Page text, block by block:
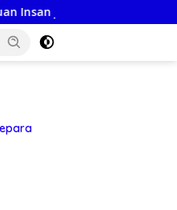
Nusantara: Hari Jadi